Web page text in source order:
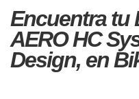
Encuentra tu
AERO HC
Design, en